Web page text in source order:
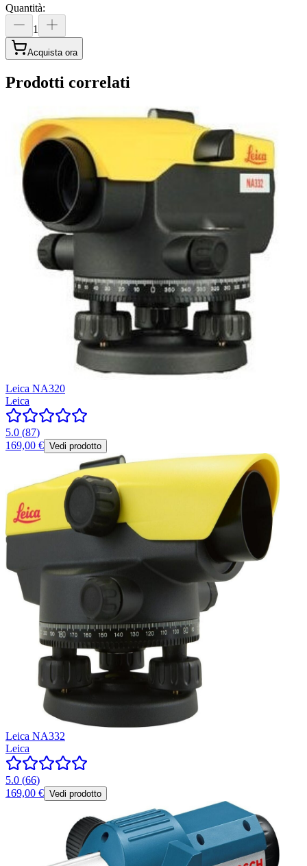
Quantità:
1
Acquista ora
Prodotti correlati
Leica NA320
Leica
5.0 (87)
169,00 € Vedi prodotto
Leica NA332
Leica
5.0 (66)
169,00 € Vedi prodotto